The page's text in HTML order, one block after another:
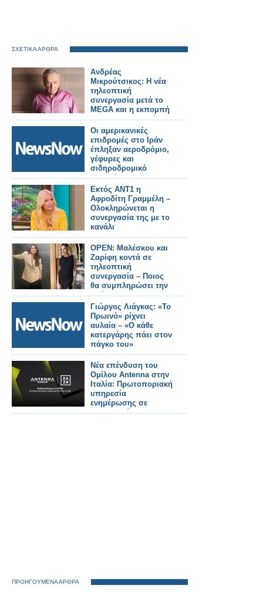
ΣΧΕΤΙΚΑ ΑΡΘΡΑ
Ανδρέας
Μικρούτσικος: Η νέα
τηλεοπτική
συνεργασία μετά το
MEGA και η εκπομπή
που θα παρουσιάσει
Οι αμερικανικές
επιδρομές στο Ιράν
έπληξαν αεροδρόμιο,
γέφυρες και
σιδηροδρομικό
σταθμό.
Εκτός ΑΝΤ1 η
Αφροδίτη Γραμμέλη –
Ολοκληρώνεται η
συνεργασία της με το
κανάλι
OPEN: Μαλέσκου και
Ζαρίφη κοντά σε
τηλεοπτική
συνεργασία – Ποιος
θα συμπληρώσει την
ομάδα;
Γιώργος Λιάγκας: «Το
Πρωινό» ρίχνει
αυλαία – «Ο κάθε
κατεργάρης πάει στον
πάγκο του»
Νέα επένδυση του
Ομίλου Antenna στην
Ιταλία: Πρωτοποριακή
υπηρεσία
ενημέρωσης σε
συνεργασία με τη
ΠΡΟΗΓΟΥΜΕΝΑ ΑΡΘΡΑ